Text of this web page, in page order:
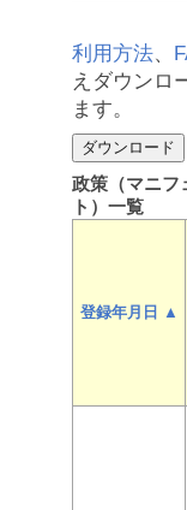
利用方法、
えダウンロ
ます。
政策（マニフ
ト）一覧
登録年月日 ▲